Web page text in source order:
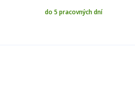
do 5 pracovných dní